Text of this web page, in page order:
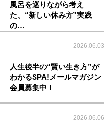
風呂を巡りながら考え
た、“新しい休み方”実践
の…
2026.06.03
人生後半の“賢い生き方”が
わかるSPA!メールマガジン
会員募集中！
2026.06.06